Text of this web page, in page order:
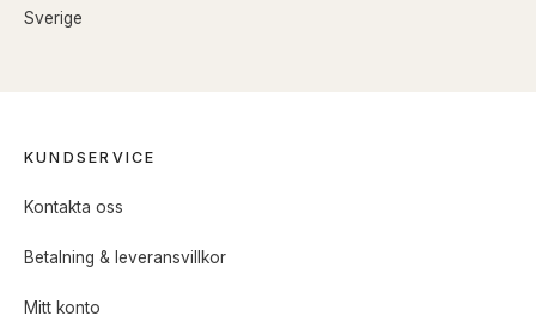
Sverige
KUNDSERVICE
Kontakta oss
Betalning & leveransvillkor
Mitt konto